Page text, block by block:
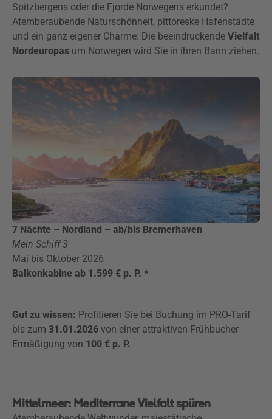
Spitzbergens oder die Fjorde Norwegens erkundet?
Atemberaubende Naturschönheit, pittoreske Hafenstädte
und ein ganz eigener Charme: Die beeindruckende Vielfalt
Nordeuropas um Norwegen wird Sie in ihren Bann ziehen.
7 Nächte – Nordland – ab/bis Bremerhaven
Mein Schiff 3
Mai bis Oktober 2026
Balkonkabine ab 1.599 € p. P. *
Gut zu wissen: Profitieren Sie bei Buchung im PRO-Tarif
bis zum 31.01.2026 von einer attraktiven Frühbucher-
Ermäßigung von 100 € p. P.
Mittelmeer: Mediterrane Vielfalt spüren